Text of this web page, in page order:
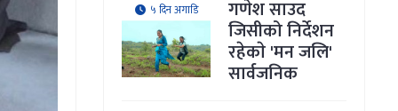
५ दिन अगाडि गणेश साउद
जिसीको निर्देशन
रहेकाे 'मन जलि'
सार्वजनिक